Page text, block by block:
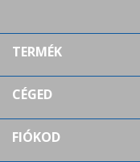
TERMÉK
CÉGED
FIÓKOD